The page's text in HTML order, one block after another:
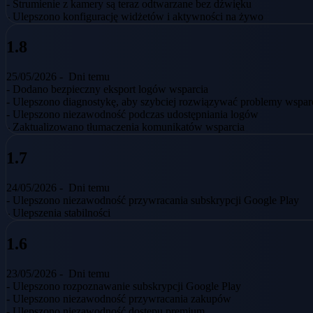
- Strumienie z kamery są teraz odtwarzane bez dźwięku
- Ulepszono konfigurację widżetów i aktywności na żywo
1.8
25/05/2026 - Dni temu
- Dodano bezpieczny eksport logów wsparcia
- Ulepszono diagnostykę, aby szybciej rozwiązywać problemy
- Ulepszono niezawodność podczas udostępniania logów
- Zaktualizowano tłumaczenia komunikatów wsparcia
1.7
24/05/2026 - Dni temu
- Ulepszono niezawodność przywracania subskrypcji Google Play
- Ulepszenia stabilności
1.6
23/05/2026 - Dni temu
- Ulepszono rozpoznawanie subskrypcji Google Play
- Ulepszono niezawodność przywracania zakupów